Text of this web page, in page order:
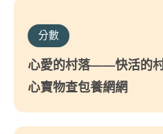
分數
心愛的村落——快活的
心寶物查包養網網